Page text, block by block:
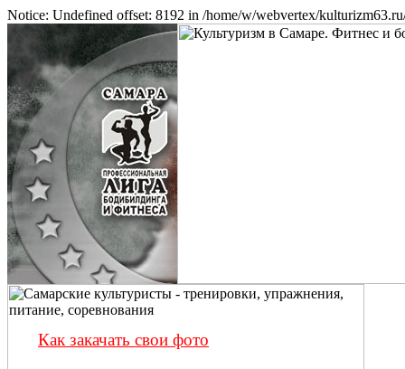
Notice: Undefined offset: 8192 in /home/w/webvertex/
Как закачать свои фото